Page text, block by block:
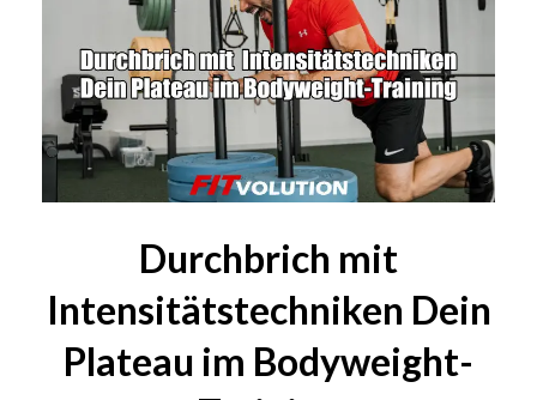
Durchbrich mit
Intensitätstechniken Dein
Plateau im Bodyweight-